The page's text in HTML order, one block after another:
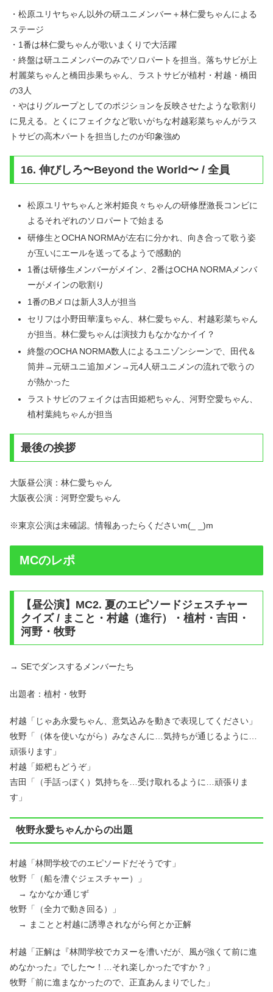
・松原ユリヤちゃん以外の研ユニメンバー＋林仁愛ちゃんによる
ステージ
・1番は林仁愛ちゃんが歌いまくりで大活躍
・終盤は研ユニメンバーのみでソロパートを担当。落ちサビが上
村麗菜ちゃんと橋田歩果ちゃん、ラストサビが植村・村越・橋田
の3人
・やはりグループとしてのポジションを反映させたような歌割り
に見える。とくにフェイクなど歌いがちな村越彩菜ちゃんがラス
トサビの高木パートを担当したのが印象強め
16. 伸びしろ〜Beyond the World〜 / 全員
松原ユリヤちゃんと米村姫良々ちゃんの研修歴激長コンビに
よるそれぞれのソロパートで始まる
研修生とOCHA NORMAが左右に分かれ、向き合って歌う姿
が互いにエールを送ってるようで感動的
1番は研修生メンバーがメイン、2番はOCHA NORMAメンバ
ーがメインの歌割り
1番のBメロは新人3人が担当
セリフは小野田華凜ちゃん、林仁愛ちゃん、村越彩菜ちゃん
が担当。林仁愛ちゃんは演技力もなかなかイイ？
終盤のOCHA NORMA数人によるユニゾンシーンで、田代＆
筒井→元研ユニ追加メン→元4人研ユニメンの流れで歌うの
が熱かった
ラストサビのフェイクは吉田姫杷ちゃん、河野空愛ちゃん、
植村葉純ちゃんが担当
最後の挨拶
大阪昼公演：林仁愛ちゃん
大阪夜公演：河野空愛ちゃん
※東京公演は未確認。情報あったらくださいm(_ _)m
MCのレポ
【昼公演】MC2. 夏のエピソードジェスチャー
クイズ / まこと・村越（進行）・植村・吉田・
河野・牧野
→ SEでダンスするメンバーたち
出題者：植村・牧野
村越「じゃあ永愛ちゃん、意気込みを動きで表現してください」
牧野「（体を使いながら）みなさんに…気持ちが通じるように…
頑張ります」
村越「姫杷もどうぞ」
吉田「（手話っぽく）気持ちを…受け取れるように…頑張りま
す」
牧野永愛ちゃんからの出題
村越「林間学校でのエピソードだそうです」
牧野「（船を漕ぐジェスチャー）」
→ なかなか通じず
牧野「（全力で動き回る）」
→ まことと村越に誘導されながら何とか正解
村越「正解は『林間学校でカヌーを漕いだが、風が強くて前に進
めなかった』でした〜！…それ楽しかったですか？」
牧野「前に進まなかったので、正直あんまりでした」